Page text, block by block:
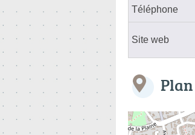
Téléphone
Site web